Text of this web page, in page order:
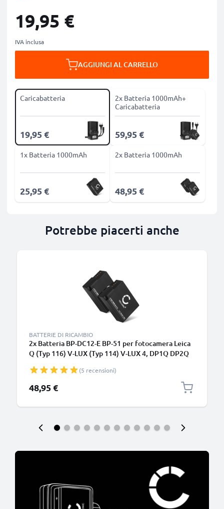
19,95 €
IVA inclusa
AGGIUNGI AL CARRELLO
Caricabatteria
19,95 €
2x Batteria 1000mAh+
Caricabatteria
59,95 €
1x Batteria 1000mAh
25,95 €
2x Batteria 1000mAh
48,95 €
Potrebbe piacerti anche
BATTERIE DI RICAMBIO
2x Batteria BP-DC12-E BP-51 per fotocamera Leica
Q (Typ 116) V-LUX (Typ 114) V-LUX 4, DP1Q DP2Q
CELLONIC
(5 recensioni)
48,95 €